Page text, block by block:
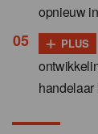
opnieuw
+ PLUS